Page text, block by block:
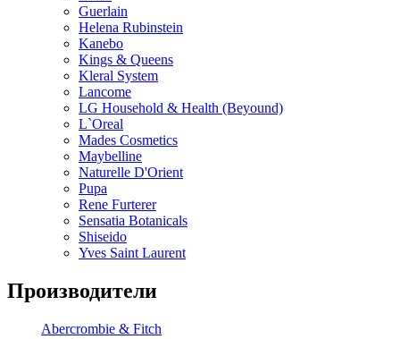
Guerlain
Helena Rubinstein
Kanebo
Kings & Queens
Kleral System
Lancome
LG Household & Health (Beyound)
L`Oreal
Mades Cosmetics
Maybelline
Naturelle D'Orient
Pupa
Rene Furterer
Sensatia Botanicals
Shiseido
Yves Saint Laurent
Производители
Abercrombie & Fitch